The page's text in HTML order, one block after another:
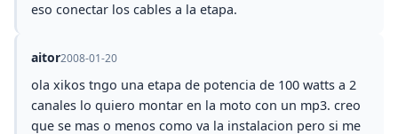
eso conectar los cables a la etapa.
aitor2008-01-20
ola xikos tngo una etapa de potencia de 100 watts a 2
canales lo quiero montar en la moto con un mp3. creo
que se mas o menos como va la instalacion pero si me